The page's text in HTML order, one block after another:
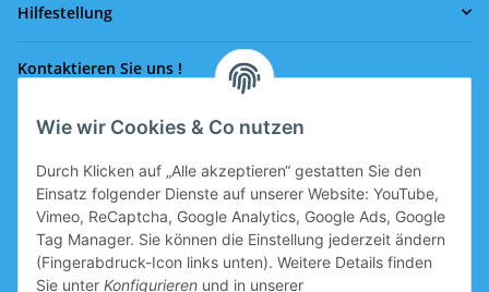
Wie wir Cookies & Co nutzen
Durch Klicken auf „Alle akzeptieren“ gestatten Sie den
Einsatz folgender Dienste auf unserer Website: YouTube,
Vimeo, ReCaptcha, Google Analytics, Google Ads, Google
Tag Manager. Sie können die Einstellung jederzeit ändern
(Fingerabdruck-Icon links unten). Weitere Details finden
Sie unter Konfigurieren und in unserer
Hilfestellung
Kontaktieren Sie uns !
Rufen Sie uns an!
office@eissport.at
Mitglied der WKO